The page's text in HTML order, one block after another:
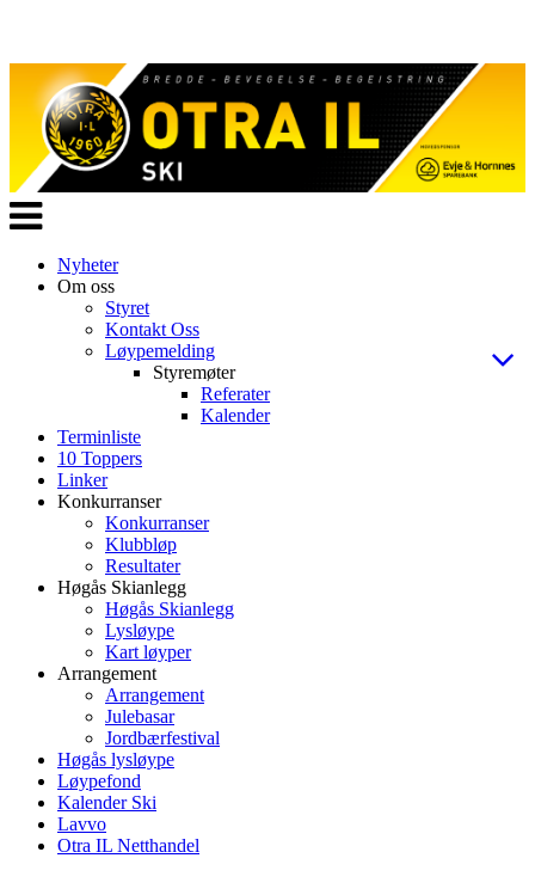
Veksle
navigasjon
Nyheter
Om oss
Styret
Kontakt Oss
Løypemelding
Styremøter
Referater
Kalender
Terminliste
10 Toppers
Linker
Konkurranser
Konkurranser
Klubbløp
Resultater
Høgås Skianlegg
Høgås Skianlegg
Lysløype
Kart løyper
Arrangement
Arrangement
Julebasar
Jordbærfestival
Høgås lysløype
Løypefond
Kalender Ski
Lavvo
Otra IL Netthandel